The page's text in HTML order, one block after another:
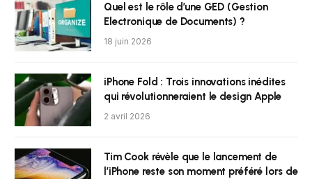
Quel est le rôle d’une GED (Gestion
Electronique de Documents) ?
18 juin 2026
iPhone Fold : Trois innovations inédites
qui révolutionneraient le design Apple
2 avril 2026
Tim Cook révèle que le lancement de
l’iPhone reste son moment préféré lors de